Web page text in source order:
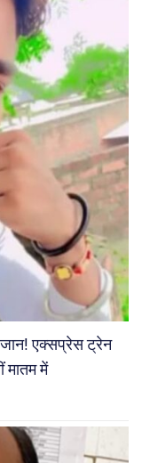
एक्सप्रेस ट्रेन
मातम में